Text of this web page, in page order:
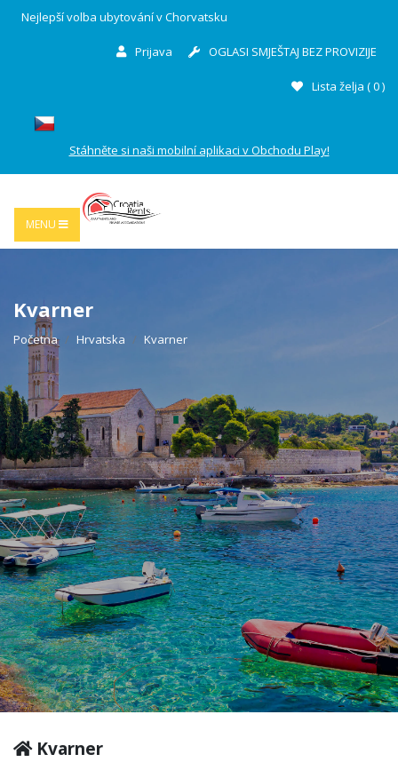
Nejlepší volba ubytování v Chorvatsku
Prijava OGLASI SMJEŠTAJ BEZ PROVIZIJE
Lista želja (0)
Stáhněte si naši mobilní aplikaci v Obchodu Play!
MENU
Kvarner
Početna Hrvatska Kvarner
Kvarner